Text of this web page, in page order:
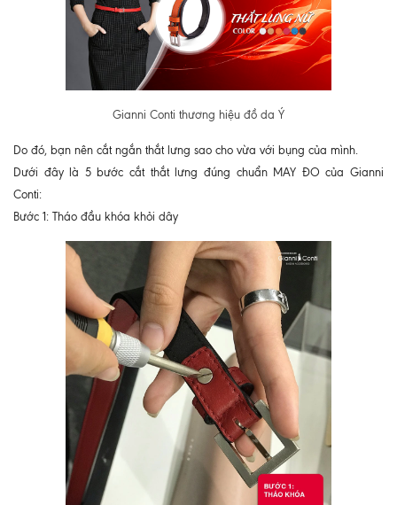
Gianni Conti thương hiệu đồ da Ý
Do đó, bạn nên cắt ngắn thắt lưng sao cho vừa với bụng của mình.
Dưới đây là 5 bước cắt thắt lưng đúng chuẩn MAY ĐO của Gianni
Conti:
Bước 1: Tháo đầu khóa khỏi dây